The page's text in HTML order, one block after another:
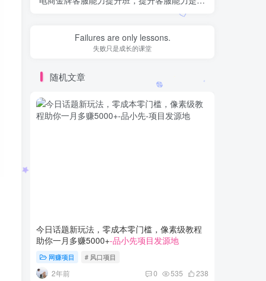
Failures are only lessons.
失败只是成长的课堂
随机文章
今日话题新玩法，零成本零门槛，像素级教程
助你一月多赚5000+-品小先项目发源地
网赚项目 # 风口项目
2年前 0 535 238